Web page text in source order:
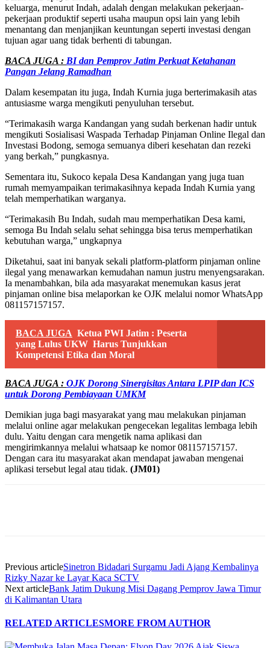
keluarga, menurut Indah, adalah dengan melakukan pekerjaan-
pekerjaan produktif seperti usaha maupun opsi lain yang lebih
menantang dan menjanjikan keuntungan seperti investasi dengan
tujuan agar uang tidak berhenti di tabungan.
BACA JUGA : BI dan Pemprov Jatim Perkuat Ketahanan
Pangan Jelang Ramadhan
Dalam kesempatan itu juga, Indah Kurnia juga berterimakasih atas
antusiasme warga mengikuti penyuluhan tersebut.
“Terimakasih warga Kandangan yang sudah berkenan hadir untuk
mengikuti Sosialisasi Waspada Terhadap Pinjaman Online Ilegal dan
Investasi Bodong, semoga semuanya diberi kesehatan dan rezeki
yang berkah,” pungkasnya.
Sementara itu, Sukoco kepala Desa Kandangan yang juga tuan
rumah memyampaikan terimakasihnya kepada Indah Kurnia yang
telah memperhatikan warganya.
“Terimakasih Bu Indah, sudah mau memperhatikan Desa kami,
semoga Bu Indah selalu sehat sehingga bisa terus memperhatikan
kebutuhan warga,” ungkapnya
Diketahui, saat ini banyak sekali platform-platform pinjaman online
ilegal yang menawarkan kemudahan namun justru menyengsarakan.
Ia menambahkan, bila ada masyarakat menemukan kasus jerat
pinjaman online bisa melaporkan ke OJK melalui nomor WhatsApp
081157157157.
BACA JUGA Ketua PWI Jatim : Peserta
yang Lulus UKW Harus Tunjukkan
Kompetensi Etika dan Moral
BACA JUGA : OJK Dorong Sinergisitas Antara LPIP dan ICS
untuk Dorong Pembiayaan UMKM
Demikian juga bagi masyarakat yang mau melakukan pinjaman
melalui online agar melakukan pengecekan legalitas lembaga lebih
dulu. Yaitu dengan cara mengetik nama aplikasi dan
mengirimkannya melalui whatsaap ke nomor 081157157157.
Dengan cara itu masyarakat akan mendapat jawaban mengenai
aplikasi tersebut legal atau tidak. (JM01)
Previous articleSinetron Bidadari Surgamu Jadi Ajang Kembalinya
Rizky Nazar ke Layar Kaca SCTV
Next articleBank Jatim Dukung Misi Dagang Pemprov Jawa Timur
di Kalimantan Utara
RELATED ARTICLESMORE FROM AUTHOR